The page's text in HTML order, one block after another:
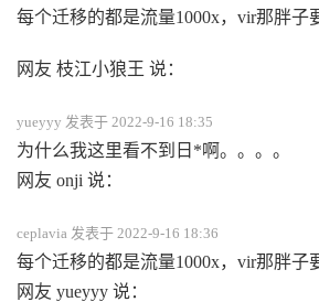
每个迁移的都是流量1000x，vir那胖子
网友 枝江小狼王 说：
yueyyy 发表于 2022-9-16 18:35
为什么我这里看不到日*啊。。。。
网友 onji 说：
ceplavia 发表于 2022-9-16 18:36
每个迁移的都是流量1000x，vir那胖子
网友 yueyyy 说：